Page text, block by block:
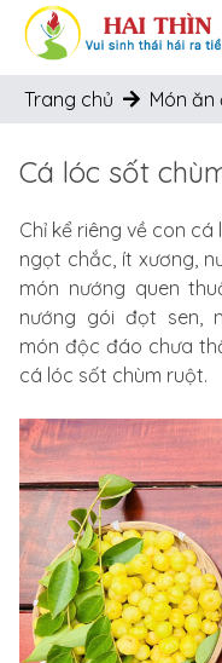
Trang chủ Món
Cá lóc sốt
Chỉ kể riêng về con
ngọt chắc, ít xương,
món nướng quen
nướng gói đọt sen,
món độc đáo chưa
cá lóc sốt chùm ruột.